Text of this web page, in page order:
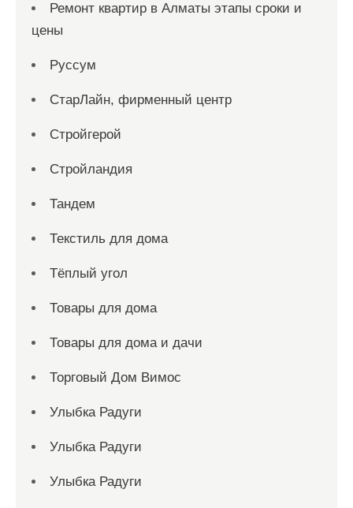
Ремонт квартир в Алматы этапы сроки и
цены
Руссум
СтарЛайн, фирменный центр
Стройгерой
Стройландия
Тандем
Текстиль для дома
Тёплый угол
Товары для дома
Товары для дома и дачи
Торговый Дом Вимос
Улыбка Радуги
Улыбка Радуги
Улыбка Радуги